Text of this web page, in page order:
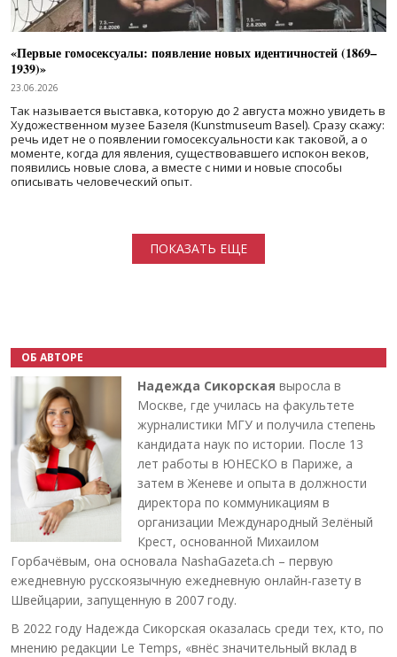
«Первые гомосексуалы: появление новых идентичностей (1869–
1939)»
23.06.2026
Так называется выставка, которую до 2 августа можно увидеть в
Художественном музее Базеля (Kunstmuseum Basel). Сразу скажу:
речь идет не о появлении гомосексуальности как таковой, а о
моменте, когда для явления, существовавшего испокон веков,
появились новые слова, а вместе с ними и новые способы
описывать человеческий опыт.
ПОКАЗАТЬ ЕЩЕ
ОБ АВТОРЕ
Надежда Сикорская выросла в
Москве, где училась на факультете
журналистики МГУ и получила степень
кандидата наук по истории. После 13
лет работы в ЮНЕСКО в Париже, а
затем в Женеве и опыта в должности
директора по коммуникациям в
организации Международный Зелёный
Крест, основанной Михаилом
Горбачёвым, она основала NashaGazeta.ch – первую
ежедневную русскоязычную ежедневную онлайн-газету в
Швейцарии, запущенную в 2007 году.
В 2022 году Надежда Сикорская оказалась среди тех, кто, по
мнению редакции Le Temps, «внёс значительный вклад в